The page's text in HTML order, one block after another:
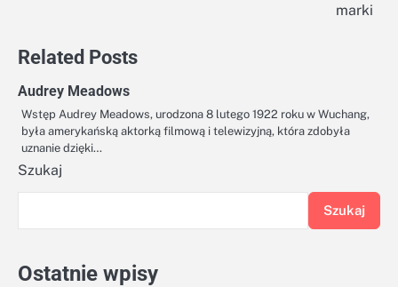
marki
Related Posts
Audrey Meadows
Wstęp Audrey Meadows, urodzona 8 lutego 1922 roku w Wuchang,
była amerykańską aktorką filmową i telewizyjną, która zdobyła
uznanie dzięki…
Szukaj
Szukaj
Ostatnie wpisy